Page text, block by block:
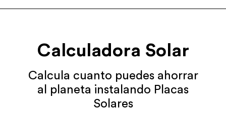
Calculadora Solar
Calcula cuanto puedes ahorrar
al planeta instalando Placas
Solares